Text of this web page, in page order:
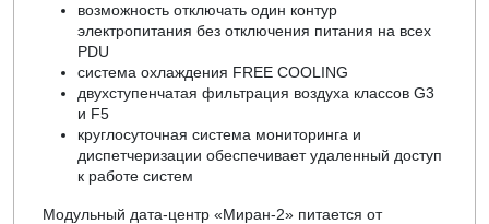
возможность отключать один контур
электропитания без отключения питания на всех
PDU
система охлаждения FREE COOLING
двухступенчатая фильтрация воздуха классов G3
и F5
круглосуточная система мониторинга и
диспетчеризации обеспечивает удаленный доступ
к работе систем
Модульный дата-центр «Миран-2» питается от